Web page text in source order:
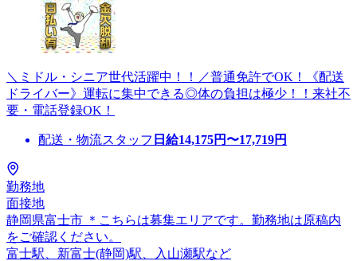
＼ミドル・シニア世代活躍中！！／普通免許でOK！《配送
ドライバー》運転に集中できる◎体の負担は極少！！来社不
要・電話登録OK！
配送・物流スタッフ 日給14,175円〜17,719円
勤務地
面接地
静岡県富士市 ＊こちらは募集エリアです。勤務地は原稿内
をご確認ください。
富士駅、新富士(静岡)駅、入山瀬駅など